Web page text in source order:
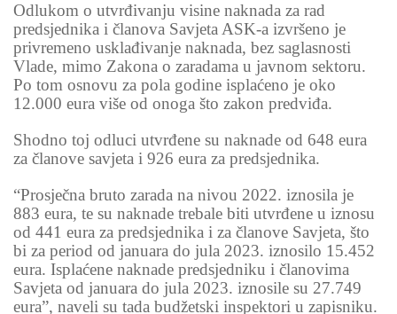
Odlukom o utvrđivanju visine naknada za rad
predsjednika i članova Savjeta ASK-a izvršeno je
privremeno usklađivanje naknada, bez saglasnosti
Vlade, mimo Zakona o zaradama u javnom sektoru.
Po tom osnovu za pola godine isplaćeno je oko
12.000 eura više od onoga što zakon predviđa.
Shodno toj odluci utvrđene su naknade od 648 eura
za članove savjeta i 926 eura za predsjednika.
“Prosječna bruto zarada na nivou 2022. iznosila je
883 eura, te su naknade trebale biti utvrđene u iznosu
od 441 eura za predsjednika i za članove Savjeta, što
bi za period od januara do jula 2023. iznosilo 15.452
eura. Isplaćene naknade predsjedniku i članovima
Savjeta od januara do jula 2023. iznosile su 27.749
eura”, naveli su tada budžetski inspektori u zapisniku.